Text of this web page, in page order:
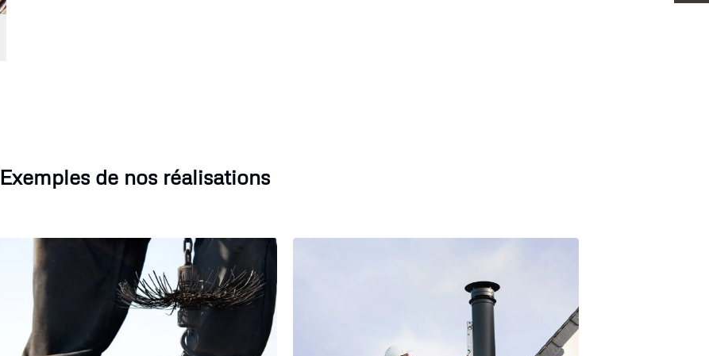
Exemples de nos réalisations